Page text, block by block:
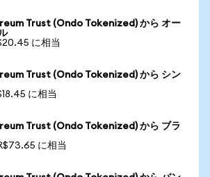
Trust (Ondo Tokenized) から オー
に相当
Trust (Ondo Tokenized) から シン
に相当
Trust (Ondo Tokenized) から ブラ
に相当